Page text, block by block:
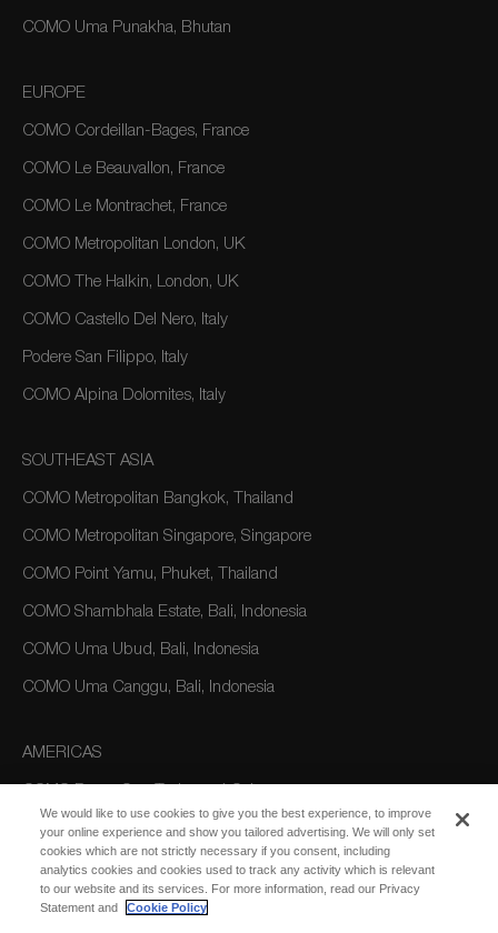
COMO Uma Punakha, Bhutan
EUROPE
COMO Cordeillan-Bages, France
COMO Le Beauvallon, France
COMO Le Montrachet, France
COMO Metropolitan London, UK
COMO The Halkin, London, UK
COMO Castello Del Nero, Italy
Podere San Filippo, Italy
COMO Alpina Dolomites, Italy
SOUTHEAST ASIA
COMO Metropolitan Bangkok, Thailand
COMO Metropolitan Singapore, Singapore
COMO Point Yamu, Phuket, Thailand
COMO Shambhala Estate, Bali, Indonesia
COMO Uma Ubud, Bali, Indonesia
COMO Uma Canggu, Bali, Indonesia
AMERICAS
AUSTRALIA/OCEANIA
COMO The Treasury, Perth
We would like to use cookies to give you the best experience, to improve
your online experience and show you tailored advertising. We will only set
cookies which are not strictly necessary if you consent, including
analytics cookies and cookies used to track any activity which is relevant
to our website and its services. For more information, read our Privacy
Statement and
Cookie Policy